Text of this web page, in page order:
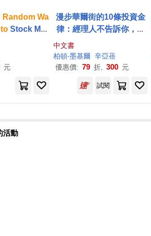
Random Wa
toStock Mar
and Low-
元
漫步華爾街的10條投資金
律：經理人不告訴你，但
投資前一定要知道的事
中文書
柏頓‧墨基爾 辛亞蓓
優惠價: 79 折, 300 元
試閱
活動